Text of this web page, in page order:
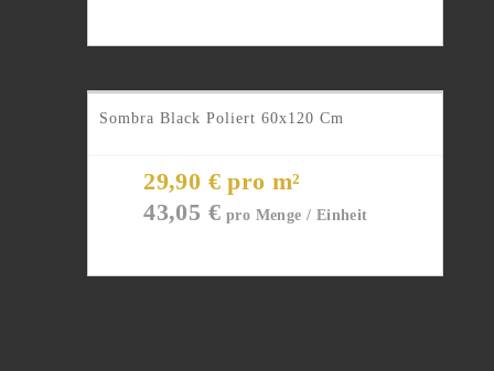
Sombra Black Poliert 60x120 Cm
29,90 € pro m²
43,05 €